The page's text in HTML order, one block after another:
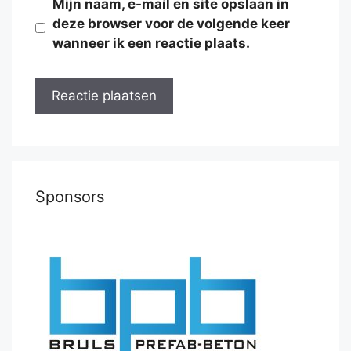
Mijn naam, e-mail en site opslaan in
deze browser voor de volgende keer
wanneer ik een reactie plaats.
Sponsors